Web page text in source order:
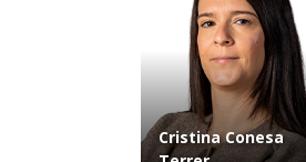
Cristina Conesa